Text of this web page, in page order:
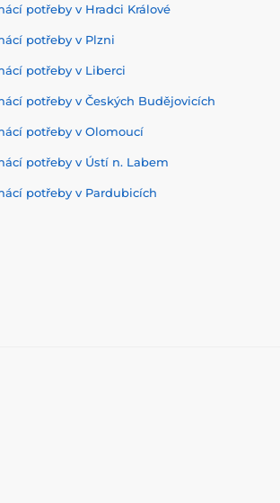
potřeby v Hradci Králové
potřeby v Plzni
potřeby v Liberci
potřeby v Českých Budějovicích
potřeby v Olomoucí
potřeby v Ústí n. Labem
potřeby v Pardubicích